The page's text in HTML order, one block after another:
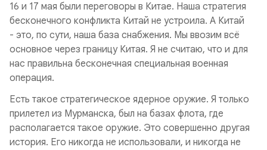
16 и 17 мая были переговоры в Китае. Наша стратегия
бесконечного конфликта Китай не устроила. А Китай
- это, по сути, наша база снабжения. Мы ввозим всё
основное через границу Китая. Я не считаю, что и для
нас правильна бесконечная специальная военная
операция.
Есть такое стратегическое ядерное оружие. Я только
прилетел из Мурманска, был на базах флота, где
располагается такое оружие. Это совершенно другая
история. Его никогда не использовали, и никогда не